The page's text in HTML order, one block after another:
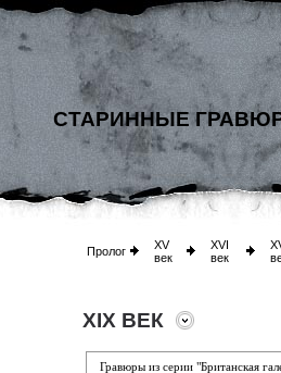
СТАРИННЫЕ
Пролог
XV
век
XVI
век
XIX ВЕК
Гравюры из серии "Британская